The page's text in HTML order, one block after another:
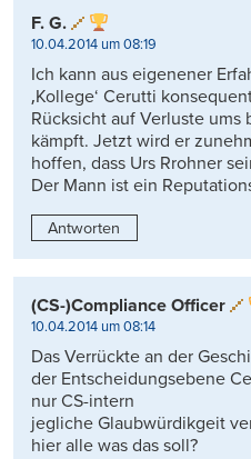
F. G.
10.04.2014 um 08:19
Ich kann aus eigenener
‚Kollege‘ Cerutti
Rücksicht auf Verluste
kämpft. Jetzt wird er
hoffen, dass Urs Rrohner
Der Mann ist ein
Antworten
(CS-)Compliance Officer
10.04.2014 um 08:14
Das Verrückte an der
der Entscheidungsebene
nur CS-intern
jegliche Glaubwürdikgeit
hier alle was das soll?